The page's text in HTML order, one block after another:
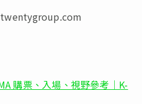
購票、入場、視野參考｜K-